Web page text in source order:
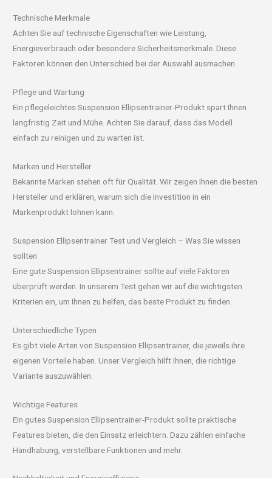
Technische Merkmale
Achten Sie auf technische Eigenschaften wie Leistung,
Energieverbrauch oder besondere Sicherheitsmerkmale. Diese
Faktoren können den Unterschied bei der Auswahl ausmachen.
Pflege und Wartung
Ein pflegeleichtes Suspension Ellipsentrainer-Produkt spart Ihnen
langfristig Zeit und Mühe. Achten Sie darauf, dass das Modell
einfach zu reinigen und zu warten ist.
Marken und Hersteller
Bekannte Marken stehen oft für Qualität. Wir zeigen Ihnen die besten
Hersteller und erklären, warum sich die Investition in ein
Markenprodukt lohnen kann.
Suspension Ellipsentrainer Test und Vergleich – Was Sie wissen
sollten
Eine gute Suspension Ellipsentrainer sollte auf viele Faktoren
überprüft werden. In unserem Test gehen wir auf die wichtigsten
Kriterien ein, um Ihnen zu helfen, das beste Produkt zu finden.
Unterschiedliche Typen
Es gibt viele Arten von Suspension Ellipsentrainer, die jeweils ihre
eigenen Vorteile haben. Unser Vergleich hilft Ihnen, die richtige
Variante auszuwählen.
Wichtige Features
Ein gutes Suspension Ellipsentrainer-Produkt sollte praktische
Features bieten, die den Einsatz erleichtern. Dazu zählen einfache
Handhabung, verstellbare Funktionen und mehr.